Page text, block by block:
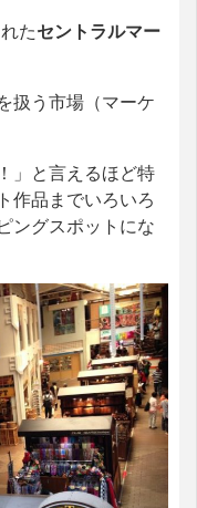
たセントラルマー
扱う市場（マーケ
」と言えるほど特
作品までいろいろ
ングスポットにな